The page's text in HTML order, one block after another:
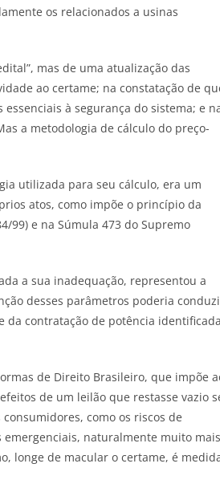
os relacionados a usinas
mas de uma atualização das
ao certame; na constatação de
à segurança do sistema; e
a metodologia de cálculo do preço-
utilizada para seu cálculo, era um
atos, como impõe o princípio da
99) e na Súmula 473 do Supremo
a sua inadequação, representou a
desses parâmetros poderia
contratação de potência identificada
de Direito Brasileiro, que impõe
de um leilão que restasse vazio
como os riscos de
emergenciais, naturalmente muito mais
longe de macular o certame, é